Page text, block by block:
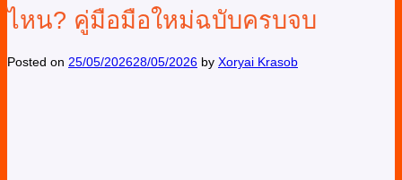
ไหน? คู่มือมือใหม่ฉบับครบจบ
Posted on 25/05/202628/05/2026 by Xoryai Krasob